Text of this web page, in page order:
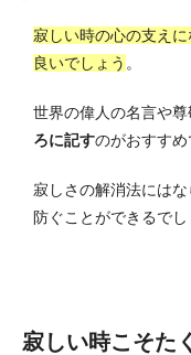
寂しい時の心の支え
良いでしょう 。
世界の偉人の名言や尊
ろに記すのがおすすめ
寂しさの解消法には
防ぐことができるでし
寂しい時こそた